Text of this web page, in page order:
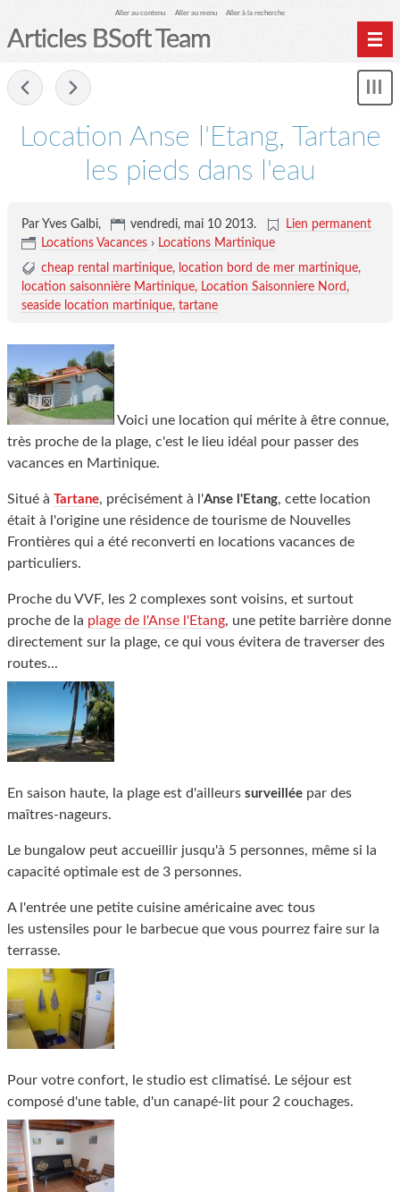
Aller au contenu Aller au menu Aller à la recherche
Articles BSoft Team
Location Anse l'Etang, Tartane
les pieds dans l'eau
Par Yves Galbi, vendredi, mai 10 2013.
Lien permanent
Locations Vacances› Locations Martinique
cheap rental martinique
location bord de mer martinique
location saisonnière Martinique
Location Saisonniere Nord
seaside location martinique tartane
Voici une location qui mérite à être connue,
très proche de la plage, c'est le lieu idéal pour passer des
vacances en Martinique.
Situé à Tartane, précisément à l'Anse l'Etang, cette location
était à l'origine une résidence de tourisme de Nouvelles
Frontières qui a été reconverti en locations vacances de
particuliers.
Proche du VVF, les 2 complexes sont voisins, et surtout
proche de la plage de l'Anse l'Etang, une petite barrière donne
directement sur la plage, ce qui vous évitera de traverser des
routes...
En saison haute, la plage est d'ailleurs surveillée par des
maîtres-nageurs.
Le bungalow peut accueillir jusqu'à 5 personnes, même si la
capacité optimale est de 3 personnes.
A l'entrée une petite cuisine américaine avec tous
les ustensiles pour le barbecue que vous pourrez faire sur la
terrasse.
Pour votre confort, le studio est climatisé. Le séjour est
composé d'une table, d'un canapé-lit pour 2 couchages.